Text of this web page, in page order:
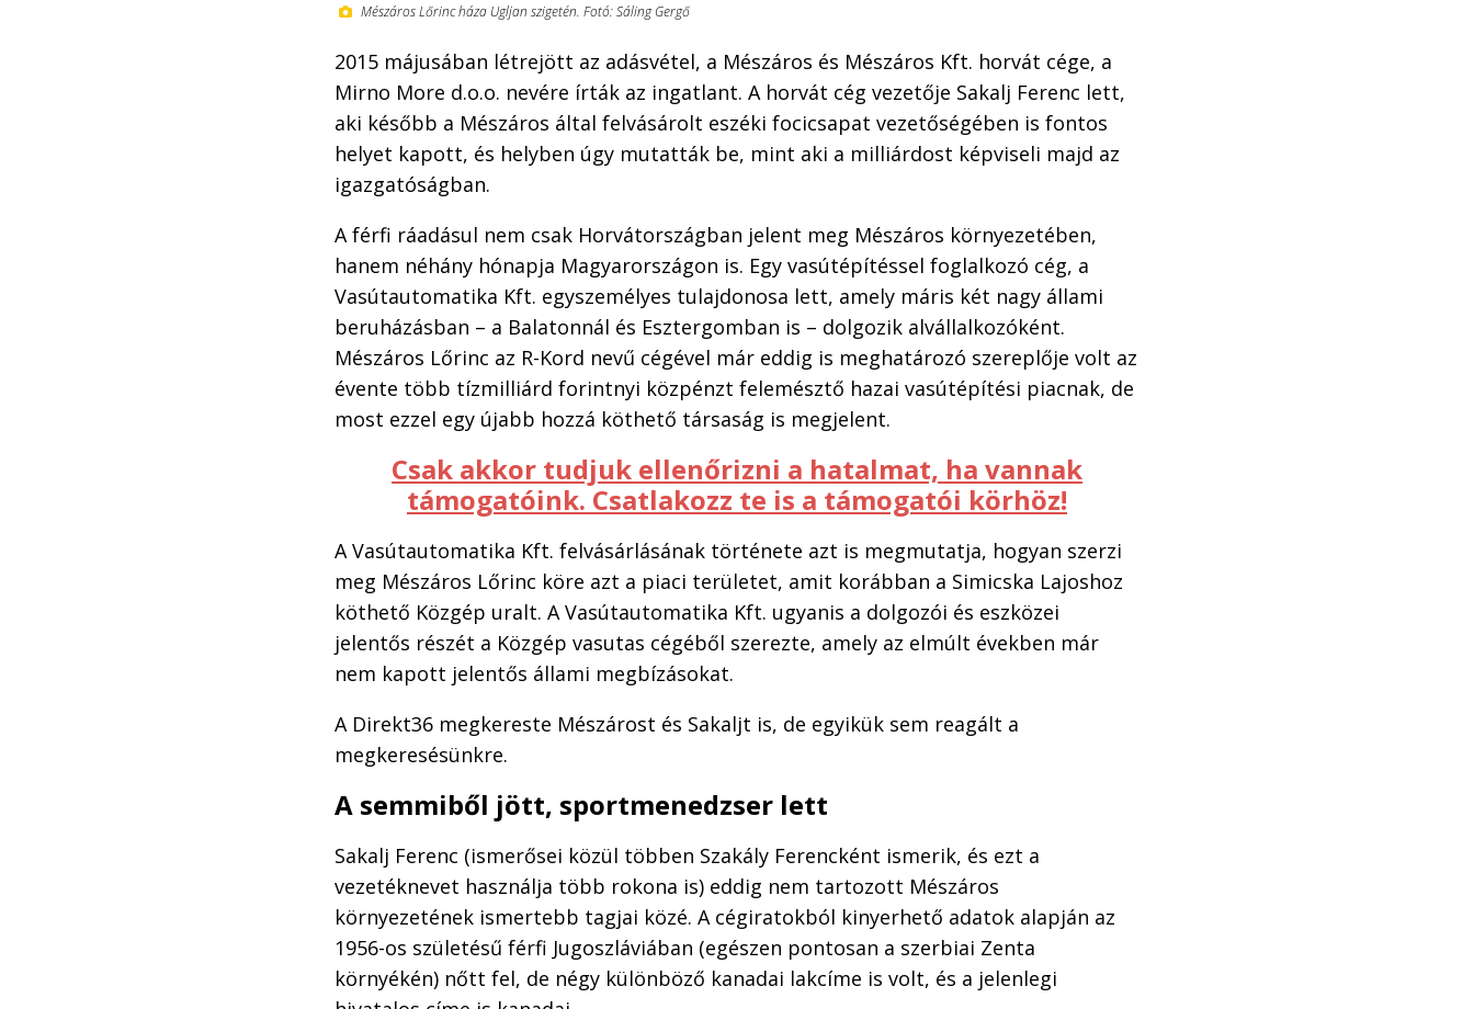
Mészáros Lőrinc háza Ugljan szigetén. Fotó: Sáling Gergő
2015 májusában létrejött az adásvétel, a Mészáros és Mészáros Kft. horvát cége, a
Mirno More d.o.o. nevére írták az ingatlant. A horvát cég vezetője Sakalj Ferenc lett,
aki később a Mészáros által felvásárolt eszéki focicsapat vezetőségében is fontos
helyet kapott, és helyben úgy mutatták be, mint aki a milliárdost képviseli majd az
igazgatóságban.
A férfi ráadásul nem csak Horvátországban jelent meg Mészáros környezetében,
hanem néhány hónapja Magyarországon is. Egy vasútépítéssel foglalkozó cég, a
Vasútautomatika Kft. egyszemélyes tulajdonosa lett, amely máris két nagy állami
beruházásban – a Balatonnál és Esztergomban is – dolgozik alvállalkozóként.
Mészáros Lőrinc az R-Kord nevű cégével már eddig is meghatározó szereplője volt az
évente több tízmilliárd forintnyi közpénzt felemésztő hazai vasútépítési piacnak, de
most ezzel egy újabb hozzá köthető társaság is megjelent.
Csak akkor tudjuk ellenőrizni a hatalmat, ha vannak
támogatóink. Csatlakozz te is a támogatói körhöz!
A Vasútautomatika Kft. felvásárlásának története azt is megmutatja, hogyan szerzi
meg Mészáros Lőrinc köre azt a piaci területet, amit korábban a Simicska Lajoshoz
köthető Közgép uralt. A Vasútautomatika Kft. ugyanis a dolgozói és eszközei
jelentős részét a Közgép vasutas cégéből szerezte, amely az elmúlt években már
nem kapott jelentős állami megbízásokat.
A Direkt36 megkereste Mészárost és Sakaljt is, de egyikük sem reagált a
megkeresésünkre.
A semmiből jött, sportmenedzser lett
Sakalj Ferenc (ismerősei közül többen Szakály Ferencként ismerik, és ezt a
vezetéknevet használja több rokona is) eddig nem tartozott Mészáros
környezetének ismertebb tagjai közé. A cégiratokból kinyerhető adatok alapján az
1956-os születésű férfi Jugoszláviában (egészen pontosan a szerbiai Zenta
környékén) nőtt fel, de négy különböző kanadai lakcíme is volt, és a jelenlegi